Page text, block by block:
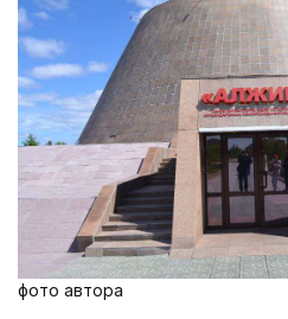
фото автора